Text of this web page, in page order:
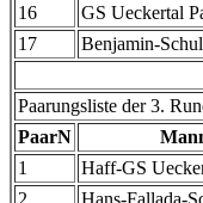
16
GS Ueckertal
17
Benjamin-
Paarungsliste der 3.
PaarN
1
Haff-GS
2
Hans-Fallada-